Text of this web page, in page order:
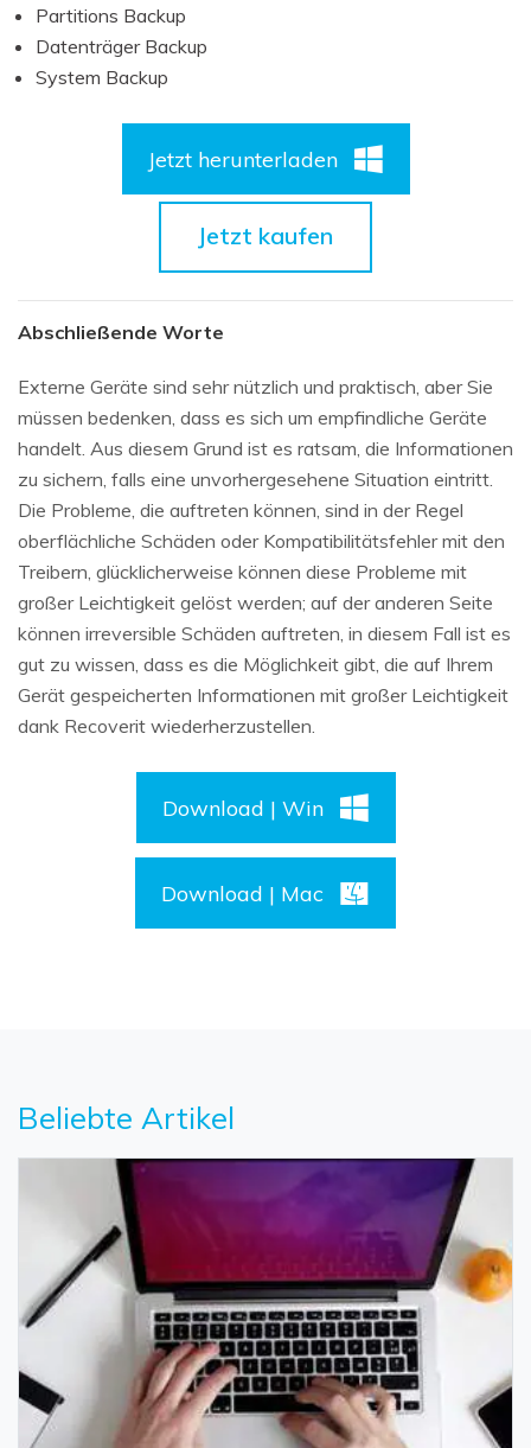
Partitions Backup
Datenträger Backup
System Backup
Jetzt herunterladen
Jetzt kaufen
Abschließende Worte
Externe Geräte sind sehr nützlich und praktisch, aber Sie
müssen bedenken, dass es sich um empfindliche Geräte
handelt. Aus diesem Grund ist es ratsam, die Informationen
zu sichern, falls eine unvorhergesehene Situation eintritt.
Die Probleme, die auftreten können, sind in der Regel
oberflächliche Schäden oder Kompatibilitätsfehler mit den
Treibern, glücklicherweise können diese Probleme mit
großer Leichtigkeit gelöst werden; auf der anderen Seite
können irreversible Schäden auftreten, in diesem Fall ist es
gut zu wissen, dass es die Möglichkeit gibt, die auf Ihrem
Gerät gespeicherten Informationen mit großer Leichtigkeit
dank Recoverit wiederherzustellen.
Download | Win
Download | Mac
Beliebte Artikel